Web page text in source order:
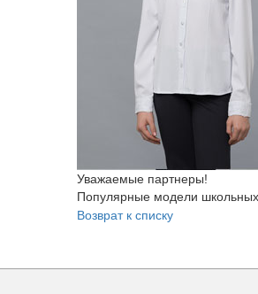
Уважаемые партнеры!
Популярные модели школьных
Возврат к списку